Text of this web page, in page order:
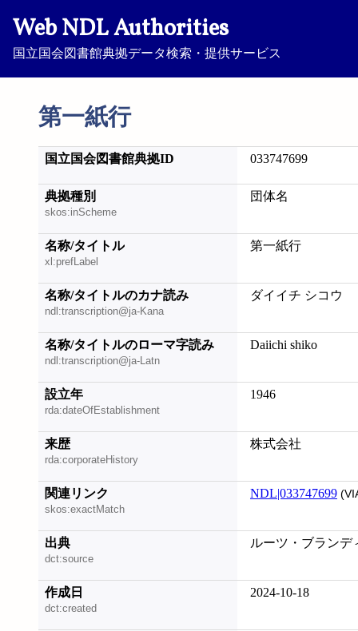
Web NDL Authorities
国立国会図書館典拠データ検索・提供サービス
第一紙行
国立国会図書館典拠ID 033747699
典拠種別
skos:inScheme
団体名
名称/タイトル
xl:prefLabel
第一紙行
名称/タイトルのカナ読み
ndl:transcription@ja-Kana
ダイイチ シコウ
名称/タイトルのローマ字読み
ndl:transcription@ja-Latn
Daiichi shiko
設立年
rda:dateOfEstablishment
1946
来歴
rda:corporateHistory
株式会社
関連リンク
skos:exactMatch
NDL|033747699
出典
dct:source
ルーツ・ブランデ
作成日
dct:created
2024-10-18